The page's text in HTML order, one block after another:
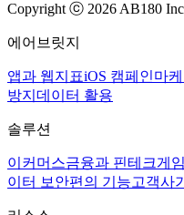
Copyright ⓒ 2026 AB180
에어브릿지
앱과 웹지표iOS 캠페인마
방지 데이터 활용
솔루션
이커머스금융과 핀테크게임
이터 보안편의 기능고객사